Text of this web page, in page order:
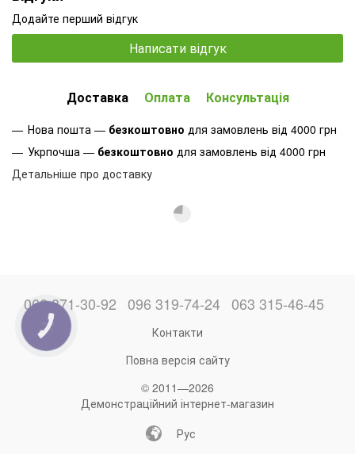
Додайте перший відгук
Написати відгук
Доставка Оплата Консультація
Нова пошта — безкоштовно для замовлень від 4000 грн
Укрпочша — безкоштовно для замовлень від 4000 грн
Детальніше про доставку
066 871-30-92 096 319-74-24 063 315-46-45
Контакти
Повна версія сайту
© 2011—2026
Демонстраційний інтернет-магазин
Рус
КНОПКА
ЗВ'ЯЗКУ